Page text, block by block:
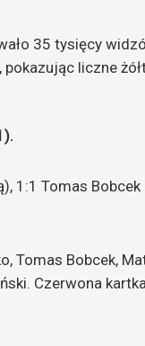
35 tysięcy
liczne
1:1 Tomas
Tomas Bobcek,
Czerwona